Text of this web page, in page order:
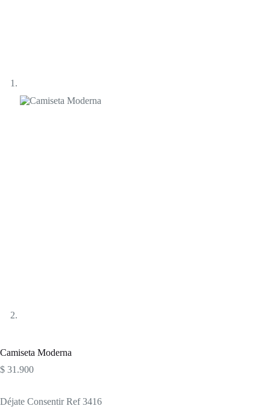
Camiseta Moderna
$ 31.900
Déjate Consentir Ref 3416